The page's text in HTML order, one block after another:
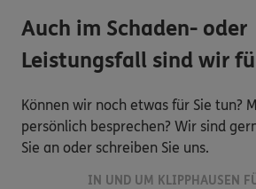
Auch im Schaden- oder
Leistungsfall sind wir
Können wir noch etwas für Sie tun?
persönlich besprechen? Wir sind
Sie an oder schreiben Sie uns.
IN UND UM KLIPPHAUSEN